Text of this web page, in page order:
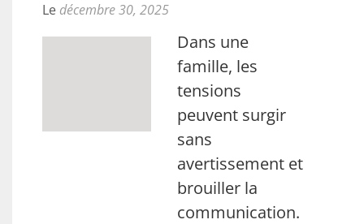
Le décembre 30, 2025
Dans une
famille, les
tensions
peuvent surgir
sans
avertissement et
brouiller la
communication.